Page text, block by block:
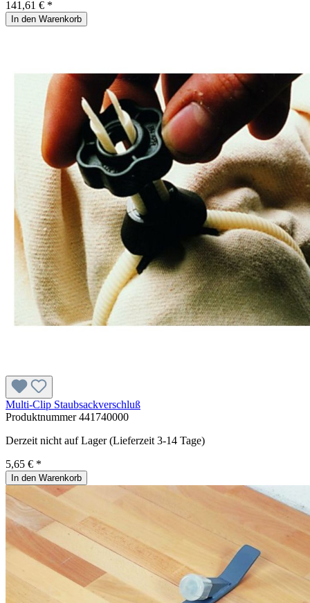
141,61 € *
In den Warenkorb
Multi-Clip Staubsackverschluß
Produktnummer441740000
Derzeit nicht auf Lager (Lieferzeit 3-14 Tage)
5,65 € *
In den Warenkorb